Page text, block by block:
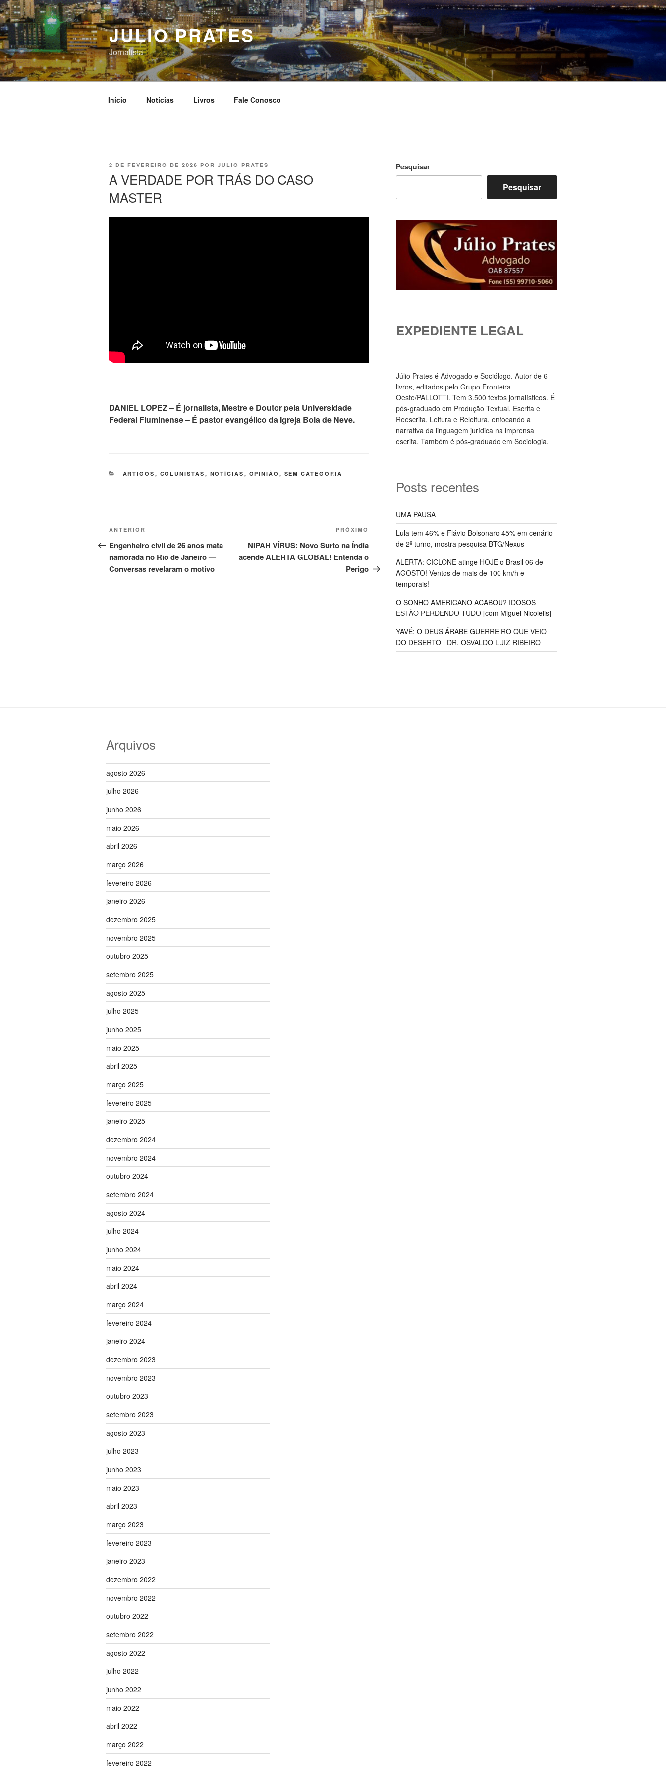
Pular
para
o
conteúdo
JULIO PRATES
Jornalista
Início Notícias Livros Fale Conosco
PUBLICADO
2 DE FEVEREIRO DE 2026 POR JULIO PRATES
A VERDADE POR TRÁS DO CASO
MASTER
DANIEL LOPEZ – É jornalista, Mestre e Doutor pela Universidade
Federal Fluminense – É pastor evangélico da Igreja Bola de Neve.
CATEGORIAS
ARTIGOS , COLUNISTAS , NOTÍCIAS , OPINIÃO , SEM CATEGORIA
Navegação
de
Post
Post
anterior
ANTERIOR
Engenheiro civil de 26 anos mata
namorada no Rio de Janeiro —
Conversas revelaram o motivo
Próximo
post
PRÓXIMO
NIPAH VÍRUS: Novo Surto na Índia
acende ALERTA GLOBAL! Entenda o
Perigo
Pesquisar
Pesquisar
EXPEDIENTE LEGAL
Júlio Prates é Advogado e Sociólogo. Autor de 6
livros, editados pelo Grupo Fronteira-
Oeste/PALLOTTI. Tem 3.500 textos jornalísticos. É
pós-graduado em Produção Textual, Escrita e
Reescrita, Leitura e Releitura, enfocando a
narrativa da linguagem jurídica na imprensa
escrita. Também é pós-graduado em Sociologia.
Posts recentes
UMA PAUSA
Lula tem 46% e Flávio Bolsonaro 45% em cenário
de 2º turno, mostra pesquisa BTG/Nexus
ALERTA: CICLONE atinge HOJE o Brasil 06 de
AGOSTO! Ventos de mais de 100 km/h e
temporais!
O SONHO AMERICANO ACABOU? IDOSOS
ESTÃO PERDENDO TUDO [com Miguel Nicolelis]
YAVÉ: O DEUS ÁRABE GUERREIRO QUE VEIO
DO DESERTO | DR. OSVALDO LUIZ RIBEIRO
Arquivos
agosto 2026
julho 2026
junho 2026
maio 2026
abril 2026
março 2026
fevereiro 2026
janeiro 2026
dezembro 2025
novembro 2025
outubro 2025
setembro 2025
agosto 2025
julho 2025
junho 2025
maio 2025
abril 2025
março 2025
fevereiro 2025
janeiro 2025
dezembro 2024
novembro 2024
outubro 2024
setembro 2024
agosto 2024
julho 2024
junho 2024
maio 2024
abril 2024
março 2024
fevereiro 2024
janeiro 2024
dezembro 2023
novembro 2023
outubro 2023
setembro 2023
agosto 2023
julho 2023
junho 2023
maio 2023
abril 2023
março 2023
fevereiro 2023
janeiro 2023
dezembro 2022
novembro 2022
outubro 2022
setembro 2022
agosto 2022
julho 2022
junho 2022
maio 2022
abril 2022
março 2022
fevereiro 2022